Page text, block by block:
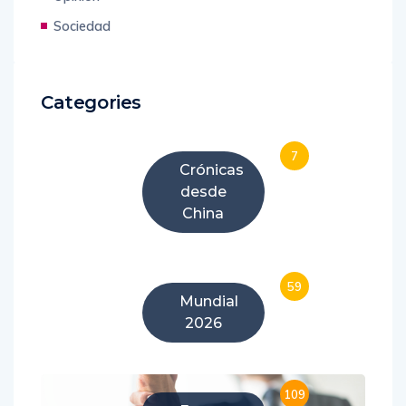
Sociedad
Categories
Crónicas
desde
China
7
Mundial
2026
59
109